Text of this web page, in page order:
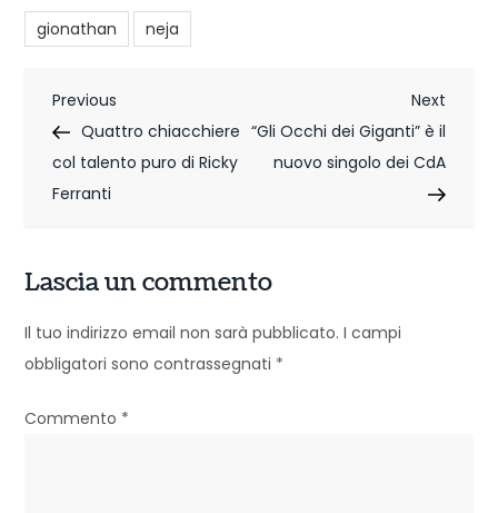
gionathan
neja
N
a
v
g
a
z
i
Previous
Post
Previous
Quattro chiacchiere
col talento puro di Ricky
Ferranti
Next
Post
Next
“Gli Occhi dei Giganti” è il
nuovo singolo dei CdA
Lascia un commento
Il tuo indirizzo email non sarà pubblicato. I campi
obbligatori sono contrassegnati *
Commento *